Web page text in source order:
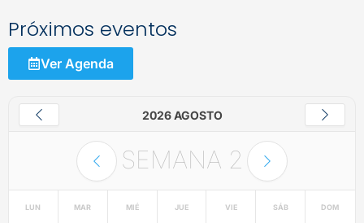
Próximos eventos
Ver Agenda
2026 AGOSTO
SEMANA 2
LUN MAR MIÉ JUE VIE SÁB DOM